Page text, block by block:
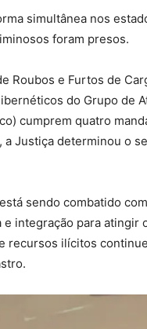
simultânea nos
foram presos.
Roubos e Furtos de
do Grupo de
cumprem quatro
a Justiça determinou o
sendo combatido
integração para
recursos ilícitos